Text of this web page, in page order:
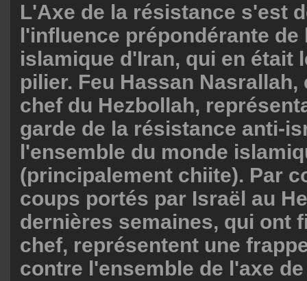
L'Axe de la résistance s'est
l'influence prépondérante de
islamique d'Iran, qui en était
pilier. Feu Hassan Nasrallah,
chef du Hezbollah,
garde de la résistance anti-
l'ensemble du monde
(principalement chiite). Par
coups portés par Israël au
dernières semaines, qui ont
chef, représentent une
contre l'ensemble de l'axe